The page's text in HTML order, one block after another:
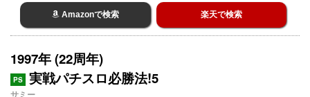
Amazonで検索 楽天で検索
1997年 (22周年)
PS 実戦パチスロ必勝法!5
サミー